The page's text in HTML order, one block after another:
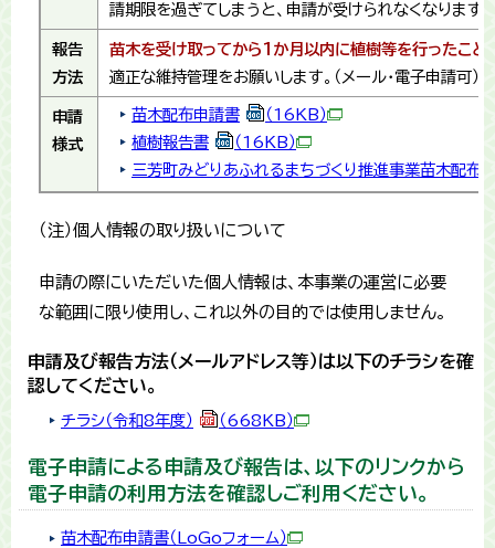
請期限を過ぎてしまうと、申請が受けられなくなります。
報告
方法
苗木を受け取ってから1か月以内に植樹等を行ったこ
適正な維持管理をお願いします。（メール・電子申請可）
申請
様式
苗木配布申請書
（16KB）
植樹報告書
（16KB）
三芳町みどりあふれるまちづくり推進事業苗木配布
（注）個人情報の取り扱いについて
申請の際にいただいた個人情報は、本事業の運営に必要
な範囲に限り使用し、これ以外の目的では使用しません。
申請及び報告方法（メールアドレス等）は以下のチラシを確
認してください。
チラシ（令和8年度） （668KB）
電子申請による申請及び報告は、以下のリンクから
電子申請の利用方法を確認しご利用ください。
苗木配布申請書（LoGoフォーム）